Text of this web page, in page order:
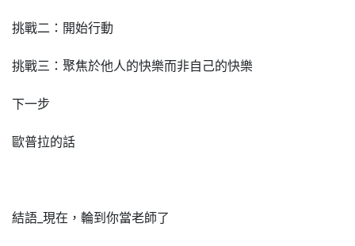
挑戰二：開始行動
挑戰三：聚焦於他人的快樂而非自己的快樂
下一步
歐普拉的話
結語_現在，輪到你當老師了